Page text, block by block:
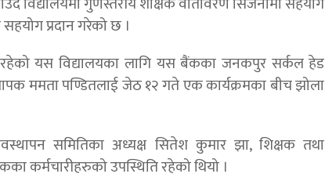
प्रदान गरेको छ ।
यस विद्यालयका लागि यस बैंकका जनकपुर सर्कल हेड
ममता पण्डितलाई जेठ १२ गते एक कार्यक्रमका बीच झोला
समितिका अध्यक्ष सितेश कुमार झा, शिक्षक तथा
कर्मचारीहरुको उपस्थिति रहेको थियो ।